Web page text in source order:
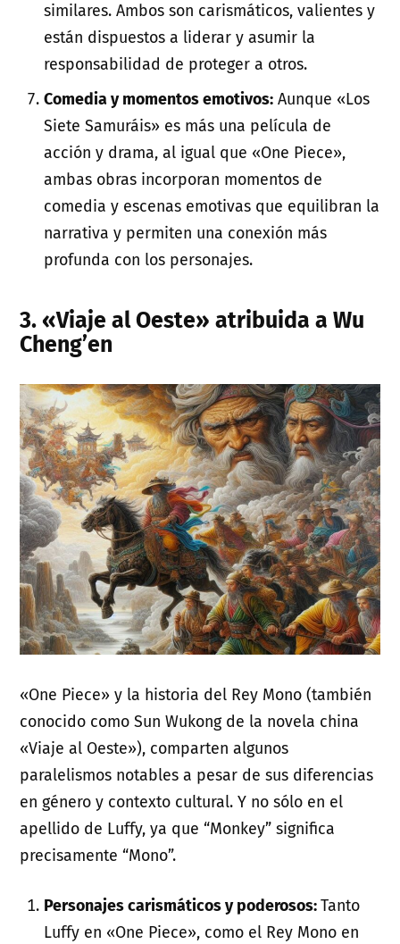
similares. Ambos son carismáticos, valientes y
están dispuestos a liderar y asumir la
responsabilidad de proteger a otros.
Comedia y momentos emotivos: Aunque «Los
Siete Samuráis» es más una película de
acción y drama, al igual que «One Piece»,
ambas obras incorporan momentos de
comedia y escenas emotivas que equilibran la
narrativa y permiten una conexión más
profunda con los personajes.
3. «Viaje al Oeste» atribuida a Wu
Cheng’en
«One Piece» y la historia del Rey Mono (también
conocido como Sun Wukong de la novela china
«Viaje al Oeste»), comparten algunos
paralelismos notables a pesar de sus diferencias
en género y contexto cultural. Y no sólo en el
apellido de Luffy, ya que “Monkey” significa
precisamente “Mono”.
Personajes carismáticos y poderosos:Tanto
Luffy en «One Piece», como el Rey Mono en